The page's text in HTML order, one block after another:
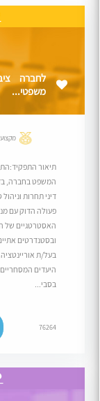
לחברה
משפטי...
תיאור
המשפט בחברה,
דיני תחרות
פעולה הדוק עם
האסטרטגיים של
ובסטנדרטים
בעל/ת אוריינטציה
היעדים
בסבי...
76264